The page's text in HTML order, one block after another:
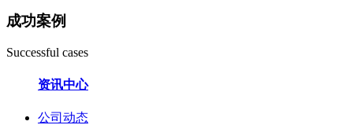
成功案例
Successful cases
资讯中心
公司动态